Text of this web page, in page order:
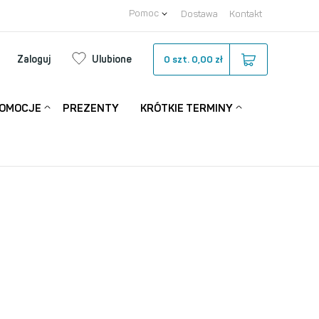
Pomoc Dostawa Kontakt
Zaloguj Ulubione 0 szt. 0,00 zł
PREZENTY KRÓTKIE TERMINY